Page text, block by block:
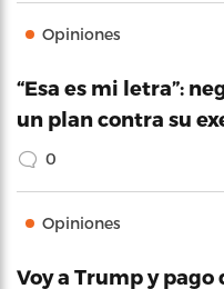
Opiniones
“Esa es mi letra”:
un plan contra su
0
Opiniones
Voy a Trump y pago